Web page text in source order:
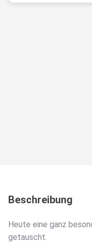
Beschreibung
Heute eine ganz
getauscht.